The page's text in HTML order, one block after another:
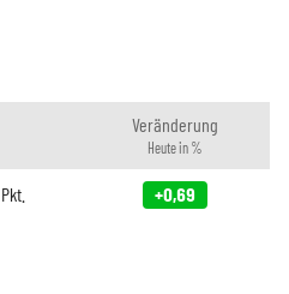
Veränderung
Heute in %
Pkt. +0,69